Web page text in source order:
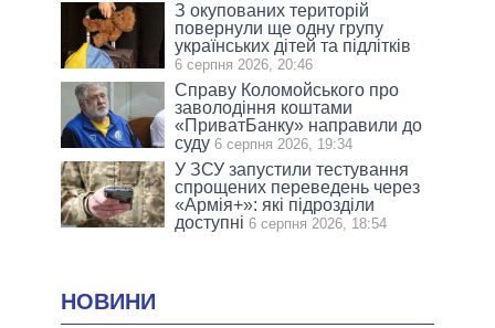
З окупованих територій
повернули ще одну групу
українських дітей та підлітків
6 серпня 2026, 20:46
Справу Коломойського про
заволодіння коштами
«ПриватБанку» направили до
суду 6 серпня 2026, 19:34
У ЗСУ запустили тестування
спрощених переведень через
«Армія+»: які підрозділи
доступні 6 серпня 2026, 18:54
НОВИНИ